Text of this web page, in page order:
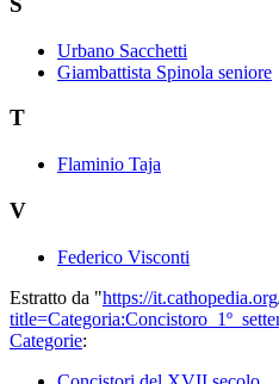
Urbano Sacchetti
Giambattista Spinola seniore
T
Flaminio Taja
V
Federico Visconti
Estratto da "https://
Categorie: